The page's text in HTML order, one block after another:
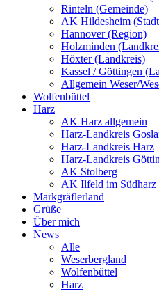
Rinteln (Gemeinde)
AK Hildesheim
Hannover (Region)
Holzminden
Höxter (Landkreis)
Kassel / Göttingen
Allgemein Weser/
Wolfenbüttel
Harz
AK Harz allgemein
Harz-Landkreis
Harz-Landkreis Harz
Harz-Landkreis
AK Stolberg
AK Ilfeld im Südharz
Markgräflerland
Grüße
Über mich
News
Alle
Weserbergland
Wolfenbüttel
Harz